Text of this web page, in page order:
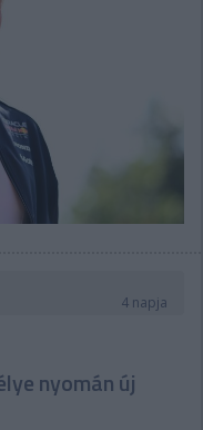
4 napja
nyomán új